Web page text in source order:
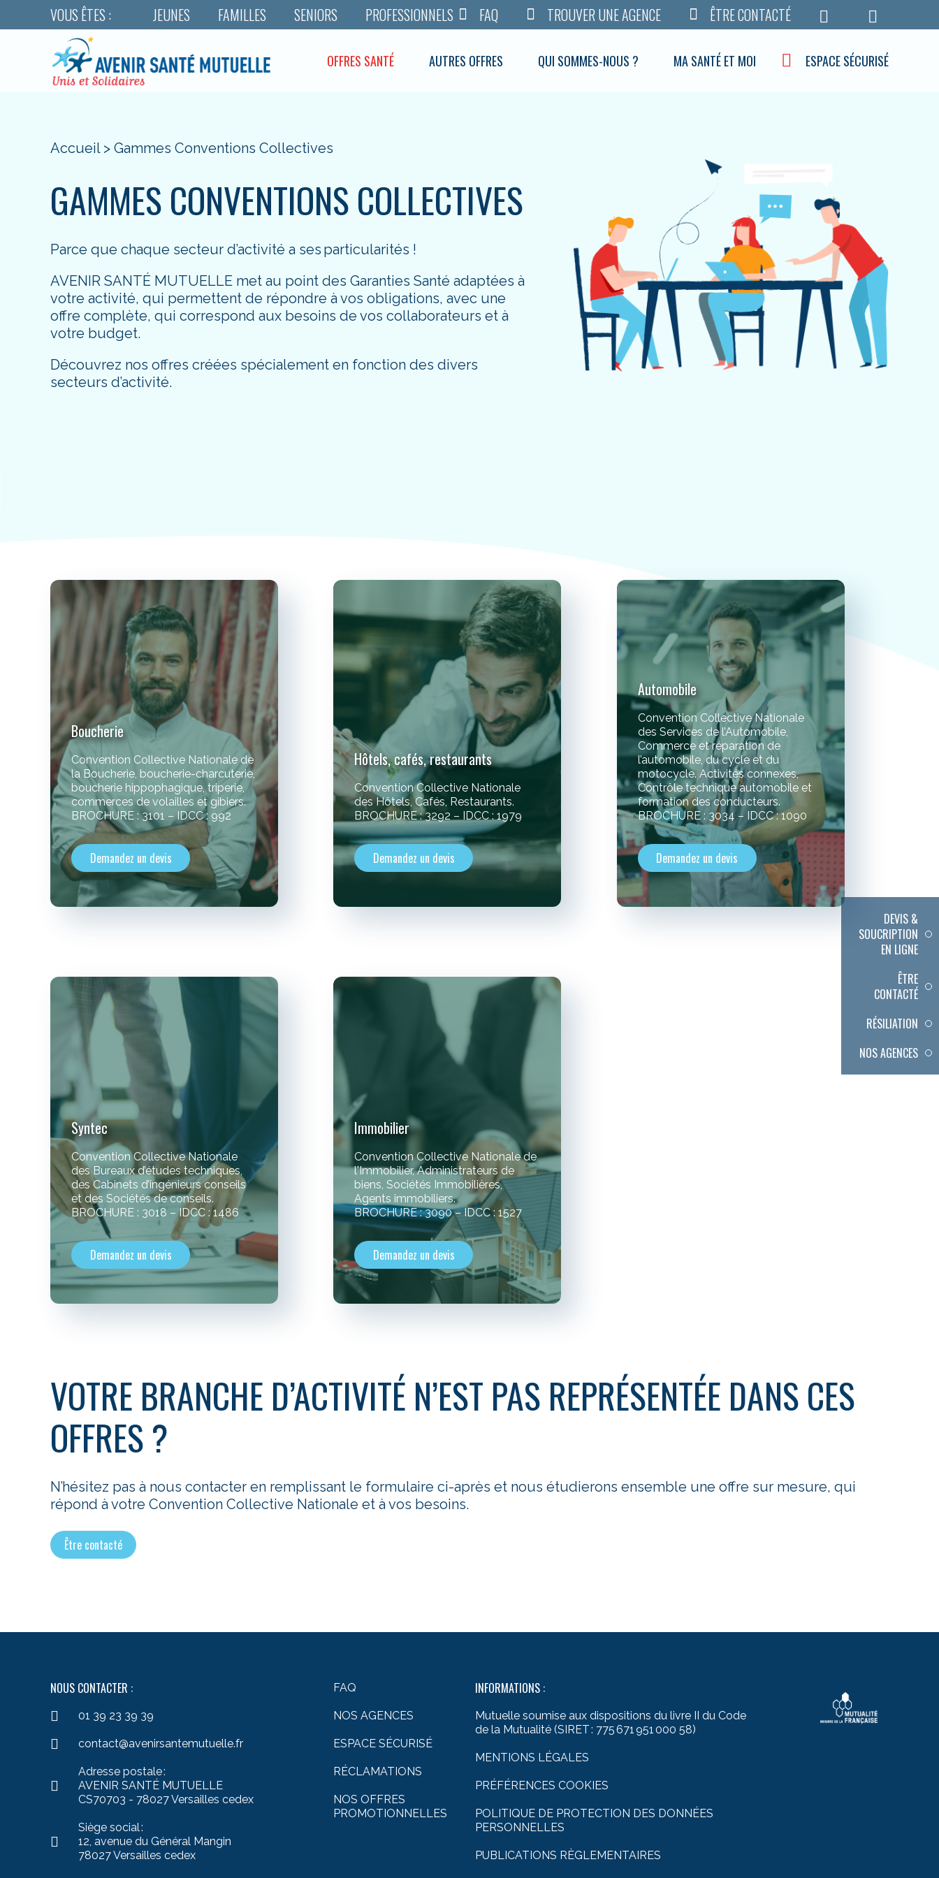
OFFRES SANTÉ AUTRES OFFRES QUI SOMMES-NOUS ? MA SANTÉ ET MOI ESPACE SÉCURISÉ
VOUS ÊTES : JEUNES FAMILLES SENIORS PROFESSIONNELS FAQ TROUVER UNE AGENCE ÊTRE CONTACTÉ
DEVIS &
SOUCRIPTION
EN LIGNE
ÊTRE
CONTACTÉ
RÉSILIATION
NOS AGENCES
Accueil> Gammes Conventions Collectives
GAMMES CONVENTIONS COLLECTIVES
Parce que chaque secteur d’activité a ses particularités !
AVENIR SANTÉ MUTUELLE met au point des Garanties Santé adaptées à
votre activité, qui permettent de répondre à vos obligations, avec une
offre complète, qui correspond aux besoins de vos collaborateurs et à
votre budget.
Découvrez nos offres créées spécialement en fonction des divers
secteurs d’activité.
Boucherie
Convention Collective Nationale de
la Boucherie, boucherie-charcuterie,
boucherie hippophagique, triperie,
commerces de volailles et gibiers.
BROCHURE : 3101 – IDCC : 992
Demandez un devis
Hôtels, cafés, restaurants
Convention Collective Nationale
des Hôtels, Cafés, Restaurants.
BROCHURE : 3292 – IDCC : 1979
Demandez un devis
Automobile
Convention Collective Nationale
des Services de l’Automobile,
Commerce et réparation de
l’automobile, du cycle et du
motocycle. Activités connexes,
Contrôle technique automobile et
formation des conducteurs.
BROCHURE : 3034 – IDCC : 1090
Demandez un devis
Syntec
Convention Collective Nationale
des Bureaux d’études techniques,
des Cabinets d’ingénieurs conseils
et des Sociétés de conseils.
BROCHURE : 3018 – IDCC : 1486
Demandez un devis
Immobilier
Convention Collective Nationale de
l'Immobilier, Administrateurs de
biens, Sociétés Immobilières,
Agents immobiliers.
BROCHURE : 3090 – IDCC : 1527
Demandez un devis
VOTRE BRANCHE D’ACTIVITÉ N’EST PAS REPRÉSENTÉE DANS CES
OFFRES ?
N’hésitez pas à nous contacter en remplissant le formulaire ci-après et nous étudierons ensemble une offre sur mesure, qui
répond à votre Convention Collective Nationale et à vos besoins.
Être contacté
NOUS CONTACTER :
01 39 23 39 39
contact@avenirsantemutuelle.fr
Adresse postale :
AVENIR SANTÉ MUTUELLE
CS70703 - 78027 Versailles cedex
Siège social :
12, avenue du Général Mangin
78027 Versailles cedex
INFORMATIONS :
Mutuelle soumise aux dispositions du livre II du Code
de la Mutualité (SIRET : 775 671 951 000 58)
MENTIONS LÉGALES
PRÉFÉRENCES COOKIES
POLITIQUE DE PROTECTION DES DONNÉES
PERSONNELLES
PUBLICATIONS RÈGLEMENTAIRES
FAQ
NOS AGENCES
ESPACE SÉCURISÉ
RÉCLAMATIONS
NOS OFFRES
PROMOTIONNELLES